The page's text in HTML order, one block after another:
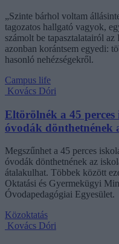
„Szinte bárhol voltam
tagozatos hallgató vagyok,
számolt be tapasztalatairól
azonban korántsem egyedi:
hasonló nehézségekről.
Campus life
Kovács Dóri
Eltörölnék a 45
óvodák dönthetnének
Megszűnhet a 45 perces
óvodák dönthetnének az
átalakulhat. Többek között
Oktatási és Gyermekügyi
Óvodapedagógiai Egyesület.
Közoktatás
Kovács Dóri